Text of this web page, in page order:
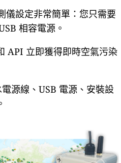
儀設定非常簡單：您只需要
相容電源。
API 立即獲得即時空氣污染
源線、USB 電源、安裝設